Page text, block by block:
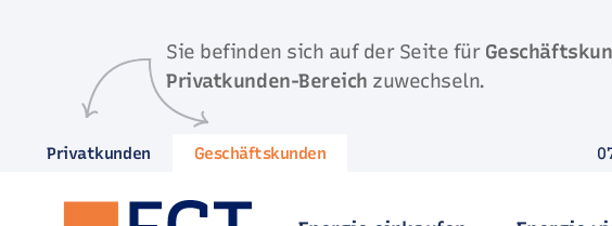
Sie befinden sich auf der Seite für
Privatkunden-Bereich zuwechseln.
Privatkunden Geschäftskunden